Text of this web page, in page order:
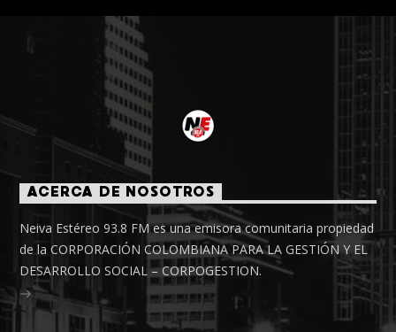
ACERCA DE NOSOTROS
Neiva Estéreo 93.8 FM es una emisora comunitaria propiedad
de la CORPORACIÓN COLOMBIANA PARA LA GESTIÓN Y EL
DESARROLLO SOCIAL – CORPOGESTION.